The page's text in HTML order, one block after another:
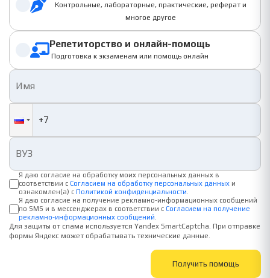
Контрольные, лабораторные, практические, реферат и
многое другое
Репетиторство и онлайн-помощь
Подготовка к экзаменам или помощь онлайн
Я даю согласие на обработку моих персональных данных в
соответствии с Согласием на обработку персональных данных и
ознакомлен(а) с Политикой конфиденциальности
Я даю согласие на получение рекламно-информационных сообщений
по SMS и в мессенджерах в соответствии с Согласием на получение
рекламно-информационных сообщений
Для защиты от спама используется Yandex SmartCaptcha. При отправке
формы Яндекс может обрабатывать технические данные.
Получить помощь